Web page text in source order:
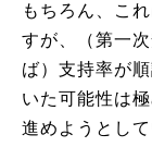
もちろん、こ
すが、（第一
ば）支持率が
いた可能性は
進めようとし